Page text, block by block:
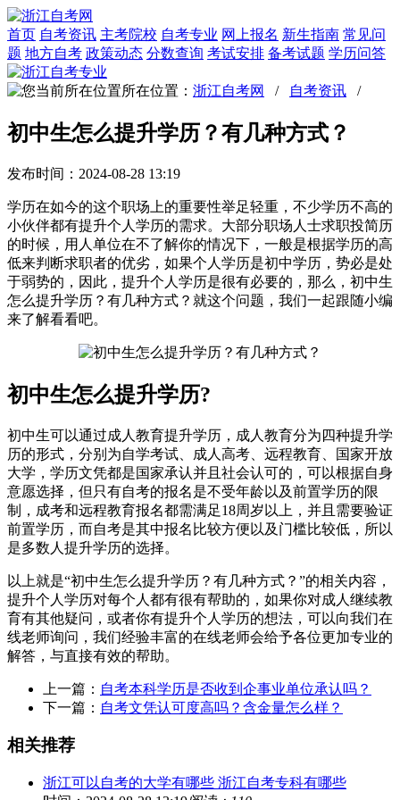
首页 自考资讯 主考院校 自考专业 网上报名 新生指南 常见问
题 地方自考 政策动态 分数查询 考试安排 备考试题 学历问答
所在位置： 浙江自考网 / 自考资讯 /
初中生怎么提升学历？有几种方式？
发布时间：2024-08-28 13:19
学历在如今的这个职场上的重要性举足轻重，不少学历不高的
小伙伴都有提升个人学历的需求。大部分职场人士求职投简历
的时候，用人单位在不了解你的情况下，一般是根据学历的高
低来判断求职者的优劣，如果个人学历是初中学历，势必是处
于弱势的，因此，提升个人学历是很有必要的，那么，初中生
怎么提升学历？有几种方式？就这个问题，我们一起跟随小编
来了解看看吧。
初中生怎么提升学历?
初中生可以通过成人教育提升学历，成人教育分为四种提升学
历的形式，分别为自学考试、成人高考、远程教育、国家开放
大学，学历文凭都是国家承认并且社会认可的，可以根据自身
意愿选择，但只有自考的报名是不受年龄以及前置学历的限
制，成考和远程教育报名都需满足18周岁以上，并且需要验证
前置学历，而自考是其中报名比较方便以及门槛比较低，所以
是多数人提升学历的选择。
以上就是“初中生怎么提升学历？有几种方式？”的相关内容，
提升个人学历对每个人都有很有帮助的，如果你对成人继续教
育有其他疑问，或者你有提升个人学历的想法，可以向我们在
线老师询问，我们经验丰富的在线老师会给予各位更加专业的
解答，与直接有效的帮助。
上一篇： 自考本科学历是否收到企事业单位承认吗？
下一篇： 自考文凭认可度高吗？含金量怎么样？
相关推荐
浙江可以自考的大学有哪些 浙江自考专科有哪些